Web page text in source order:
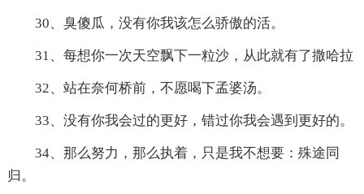
30、臭傻瓜，没有你我该怎么骄傲的活。
31、每想你一次天空飘下一粒沙，从此就有了撒哈拉
32、站在奈何桥前，不愿喝下孟婆汤。
33、没有你我会过的更好，错过你我会遇到更好的。
34、那么努力，那么执着，只是我不想要：殊途同
归。